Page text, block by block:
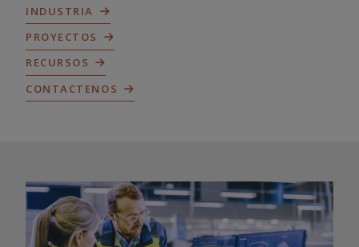
INDUSTRIA
PROYECTOS
RECURSOS
CONTACTENOS